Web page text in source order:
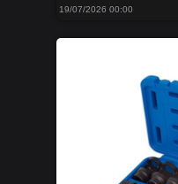
19/07/2026 00:00